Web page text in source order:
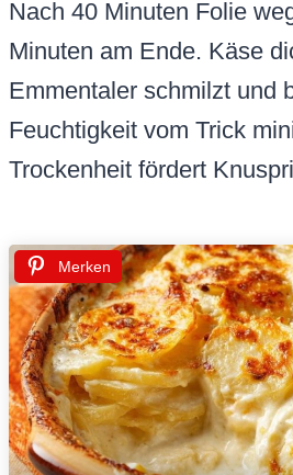
Nach 40 Minuten Folie
Minuten am Ende. Käse
Emmentaler schmilzt und
Feuchtigkeit vom Trick
Trockenheit fördert
Merken